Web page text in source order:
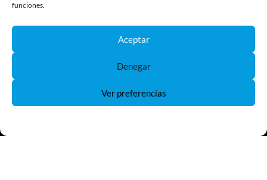
funciones.
Aceptar
Denegar
Ver preferencias
LEGAL
Términos y condiciones de compra